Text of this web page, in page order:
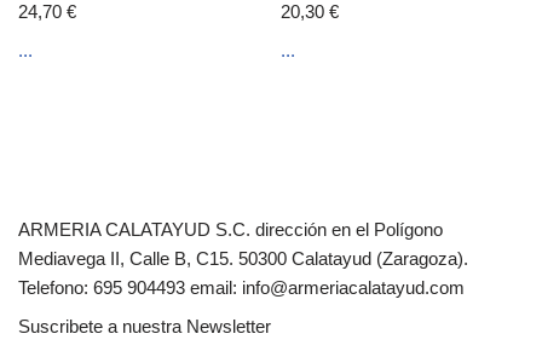
24,70 €
...
20,30€
...
ARMERIA CALATAYUD S.C. dirección en el Polígono
Mediavega II, Calle B, C15. 50300 Calatayud (Zaragoza).
Telefono: 695 904493 email: info@armeriacalatayud.com
Suscribete a nuestra Newsletter